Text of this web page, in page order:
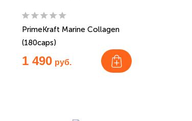
PrimeKraft Marine Collagen
(180caps)
1 490 руб.